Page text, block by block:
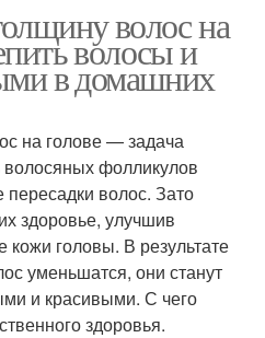
волос на
волосы и
в домашних
на голове — задача
волосяных фолликулов
пересадки волос. Зато
здоровье, улучшив
кожи головы. В результате
уменьшатся, они станут
и красивыми. С чего
здоровья.